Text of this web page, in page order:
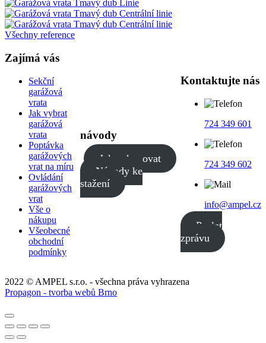
Všechny reference
Zajímá vás
Sekční
garážová
vrata
Jak vybrat
garážová
vrata
Poptávka
garážových
vrat na míru
Ovládání
garážových
vrat
Vše o
nákupu
Všeobecné
obchodní
podmínky
návody
Jak nakupovat
Návody ke
stažení
Kontaktujte nás
724 349 601
724 349 602
info@ampel.cz
Poslat
zprávu
2022 © AMPEL s.r.o. - všechna práva vyhrazena
Propagon - tvorba webů Brno